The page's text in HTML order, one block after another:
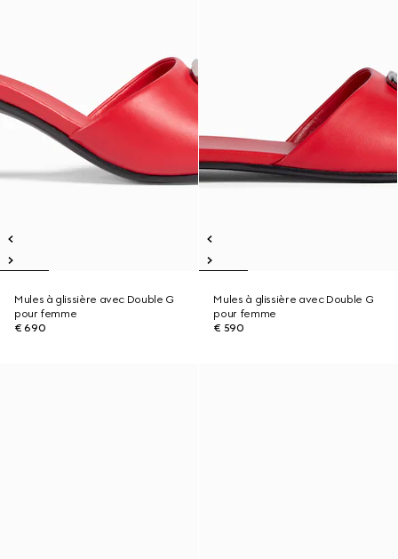
Mules à glissière avec Double G
pour femme
€ 690
Mules à glissière avec Double G
pour femme
€ 590